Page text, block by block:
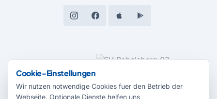
MEDIENPARTNER
Cookie-Einstellungen
Wir nutzen notwendige Cookies fuer den Betrieb der
Webseite. Optionale Dienste helfen uns,